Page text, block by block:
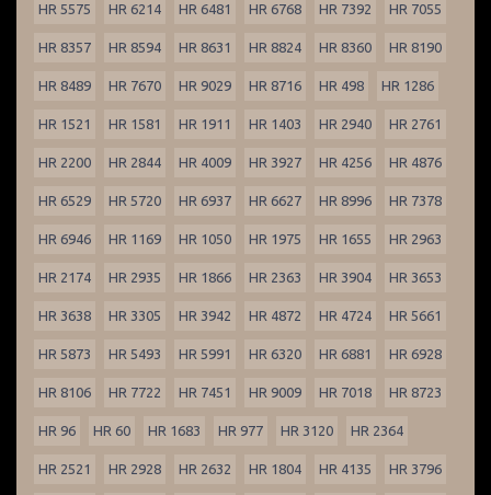
HR 5575 HR 6214 HR 6481 HR 6768 HR 7392 HR 7055
HR 8357 HR 8594 HR 8631 HR 8824 HR 8360 HR 8190
HR 8489 HR 7670 HR 9029 HR 8716 HR 498 HR 1286
HR 1521 HR 1581 HR 1911 HR 1403 HR 2940 HR 2761
HR 2200 HR 2844 HR 4009 HR 3927 HR 4256 HR 4876
HR 6529 HR 5720 HR 6937 HR 6627 HR 8996 HR 7378
HR 6946 HR 1169 HR 1050 HR 1975 HR 1655 HR 2963
HR 2174 HR 2935 HR 1866 HR 2363 HR 3904 HR 3653
HR 3638 HR 3305 HR 3942 HR 4872 HR 4724 HR 5661
HR 5873 HR 5493 HR 5991 HR 6320 HR 6881 HR 6928
HR 8106 HR 7722 HR 7451 HR 9009 HR 7018 HR 8723
HR 96 HR 60 HR 1683 HR 977 HR 3120 HR 2364
HR 2521 HR 2928 HR 2632 HR 1804 HR 4135 HR 3796